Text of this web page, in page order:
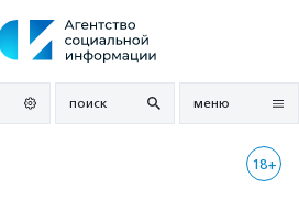
поиск меню
18+